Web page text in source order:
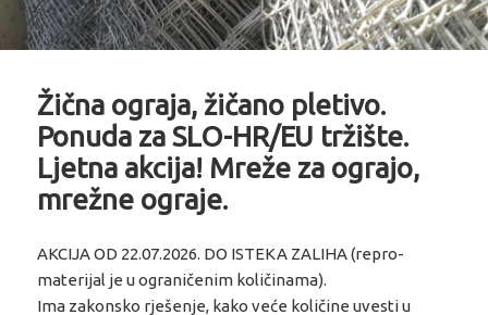
Žična ograja, žičano pletivo.
Ponuda za SLO-HR/EU tržište.
Ljetna akcija! Mreže za ograjo,
mrežne ograje.
AKCIJA OD 22.07.2026. DO ISTEKA ZALIHA (repro-
materijal je u ograničenim količinama).
Ima zakonsko rješenje, kako veće količine uvesti u